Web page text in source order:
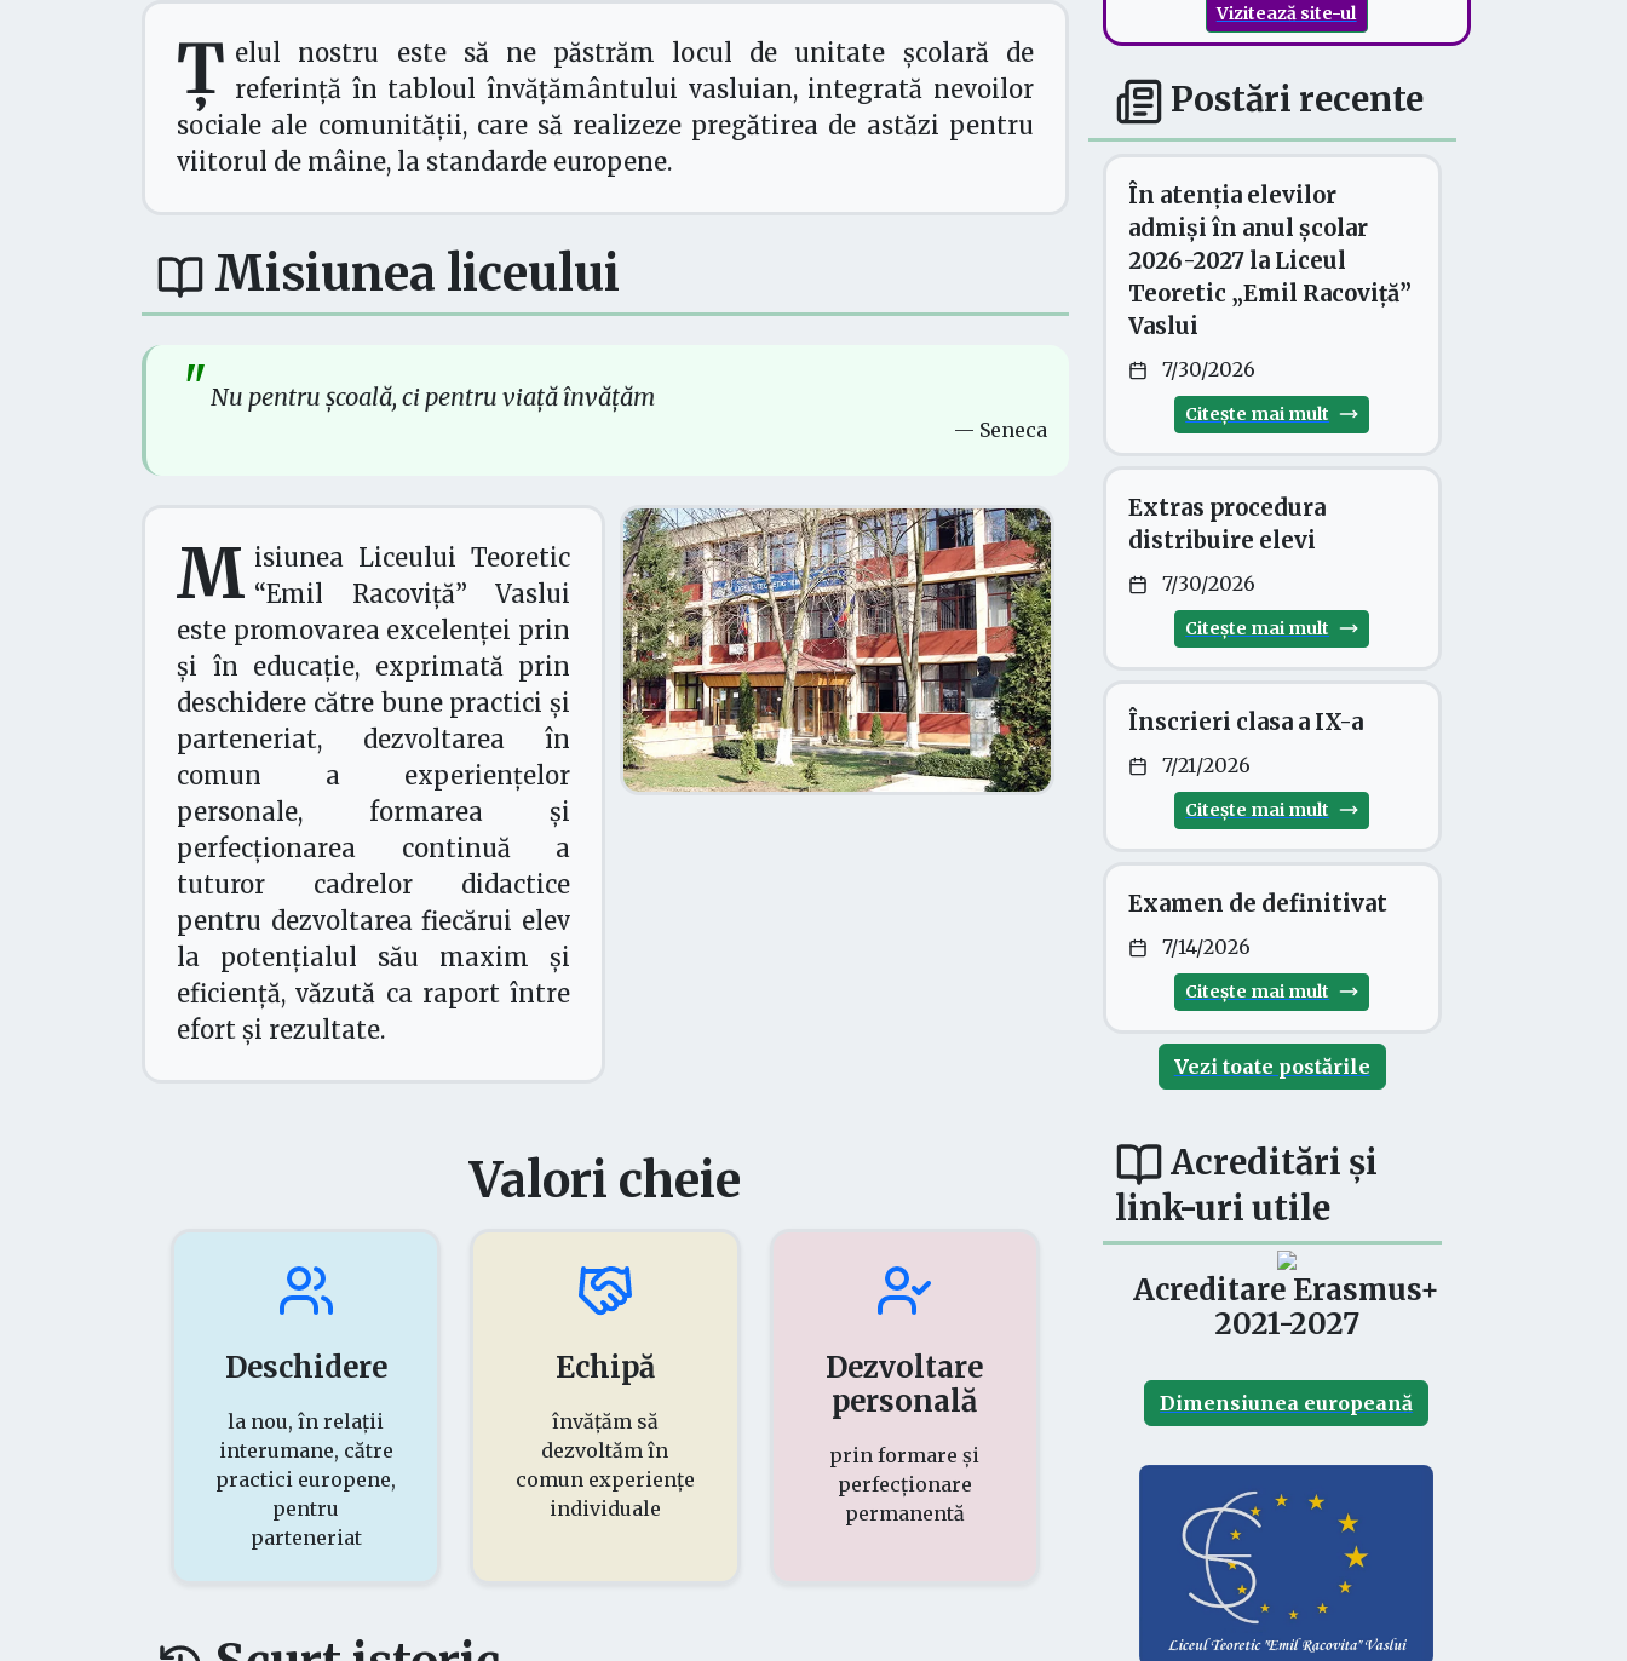
Ț elul nostru este să ne păstrăm locul de unitate școlară de
referință în tabloul învățământului vasluian, integrată nevoilor
sociale ale comunității, care să realizeze pregătirea de astăzi pentru
viitorul de mâine, la standarde europene.
Misiunea liceului
" Nu pentru școală, ci pentru viață învățăm
— Seneca
M isiunea Liceului Teoretic
“Emil Racoviță” Vaslui
este promovarea excelenţei prin
și în educaţie, exprimată prin
deschidere către bune practici și
parteneriat, dezvoltarea în
comun a experiențelor
personale, formarea și
perfecționarea continuă a
tuturor cadrelor didactice
pentru dezvoltarea fiecărui elev
la potenţialul său maxim și
eficiență, văzută ca raport între
efort și rezultate.
Valori cheie
Deschidere
la nou, în relații
interumane, către
practici europene,
pentru
parteneriat
Echipă
învățăm să
dezvoltăm în
comun experiențe
individuale
Dezvoltare
personală
prin formare și
perfecționare
permanentă
Vizitează site-ul
Postări recente
În atenția elevilor
admiși în anul școlar
2026-2027 la Liceul
Teoretic „Emil Racoviță”
Vaslui
7/30/2026
Citește mai mult
Extras procedura
distribuire elevi
7/30/2026
Citește mai mult
Înscrieri clasa a IX-a
7/21/2026
Citește mai mult
Examen de definitivat
7/14/2026
Citește mai mult
Vezi toate postările
Acreditări și
link-uri utile
Acreditare Erasmus+
2021-2027
Dimensiunea europeană